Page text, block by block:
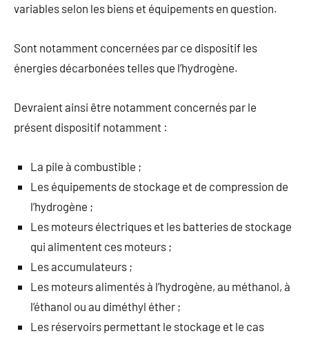
variables selon les biens et équipements en question.
Sont notamment concernées par ce dispositif les
énergies décarbonées telles que l’hydrogène.
Devraient ainsi être notamment concernés par le
présent dispositif notamment :
La pile à combustible ;
Les équipements de stockage et de compression de
l’hydrogène ;
Les moteurs électriques et les batteries de stockage
qui alimentent ces moteurs ;
Les accumulateurs ;
Les moteurs alimentés à l’hydrogène, au méthanol, à
l’éthanol ou au diméthyl éther ;
Les réservoirs permettant le stockage et le cas